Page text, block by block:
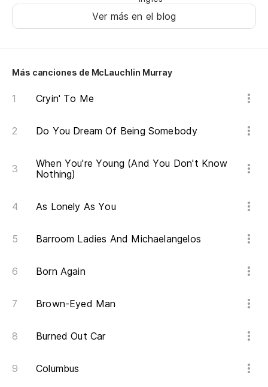
Ver más en el blog
Más canciones de McLauchlin Murray
Cryin' To Me
Do You Dream Of Being Somebody
When You're Young (And You Don't Know
Nothing)
As Lonely As You
Barroom Ladies And Michaelangelos
Born Again
Brown-Eyed Man
Burned Out Car
Columbus